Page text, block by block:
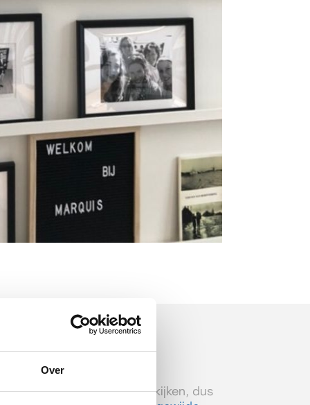
Over
makelaar
een woning komt veel kijken, dus